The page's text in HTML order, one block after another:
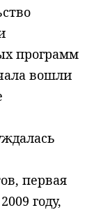
программ
вошли
первая
году,